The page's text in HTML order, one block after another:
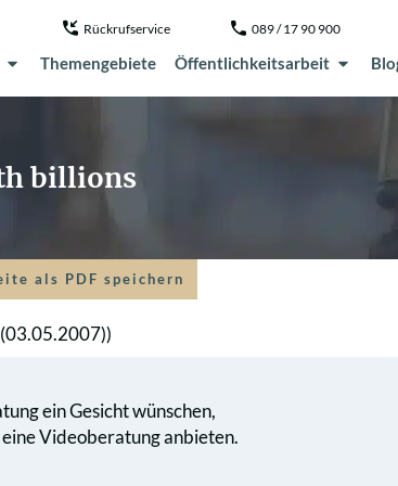
Rückrufservice 089 / 17 90 900
Themengebiete Öffentlichkeitsarbeit
billions
als PDF speichern
ein Gesicht wünschen,
Videoberatung anbieten.